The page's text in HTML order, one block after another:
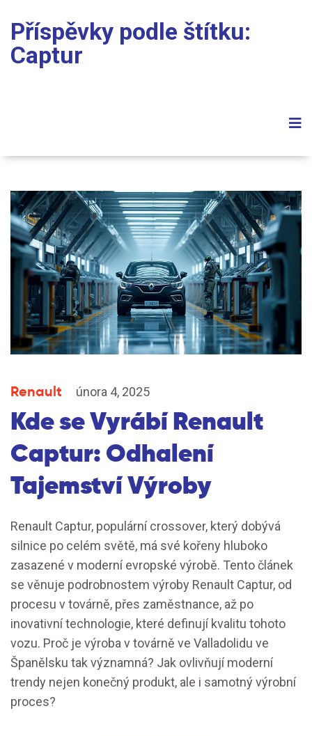
Příspěvky podle štítku:
Captur
Renault února 4, 2025
Kde se Vyrábí Renault
Captur: Odhalení
Tajemství Výroby
Renault Captur, populární crossover, který dobývá
silnice po celém světě, má své kořeny hluboko
zasazené v moderní evropské výrobě. Tento článek
se věnuje podrobnostem výroby Renault Captur, od
procesu v továrně, přes zaměstnance, až po
inovativní technologie, které definují kvalitu tohoto
vozu. Proč je výroba v továrně ve Valladolidu ve
Španělsku tak významná? Jak ovlivňují moderní
trendy nejen konečný produkt, ale i samotný výrobní
proces?